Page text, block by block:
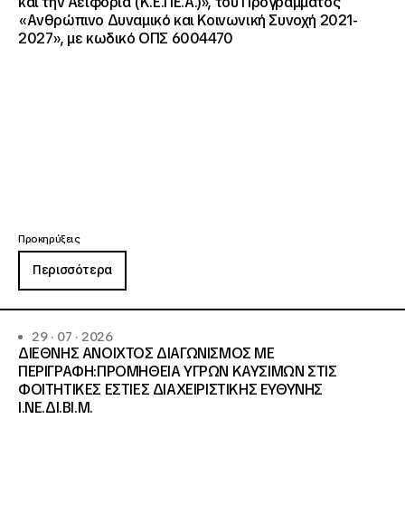
«Ανθρώπινο Δυναμικό και Κοινωνική Συνοχή 2021-
2027», με κωδικό ΟΠΣ 6004470
Προκηρύξεις
Περισσότερα
29 · 07 · 2026
ΔΙΕΘΝΗΣ ΑΝΟΙΧΤΟΣ ΔΙΑΓΩΝΙΣΜΟΣ ΜΕ
ΠΕΡΙΓΡΑΦΗ:ΠΡΟΜΗΘΕΙΑ ΥΓΡΩΝ ΚΑΥΣΙΜΩΝ ΣΤΙΣ
ΦΟΙΤΗΤΙΚΕΣ ΕΣΤΙΕΣ ΔΙΑΧΕΙΡΙΣΤΙΚΗΣ ΕΥΘΥΝΗΣ
Ι.ΝΕ.ΔΙ.ΒΙ.Μ.